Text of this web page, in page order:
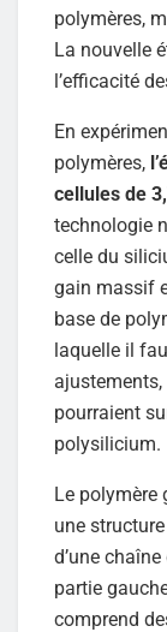
polymères,
La nouvelle
l’efficacité
En
polymères,
cellules de
technologie
celle du
gain massif
base de
laquelle il
pourraient
polysilicium.
Le polymère
une
d’une
partie
comprend